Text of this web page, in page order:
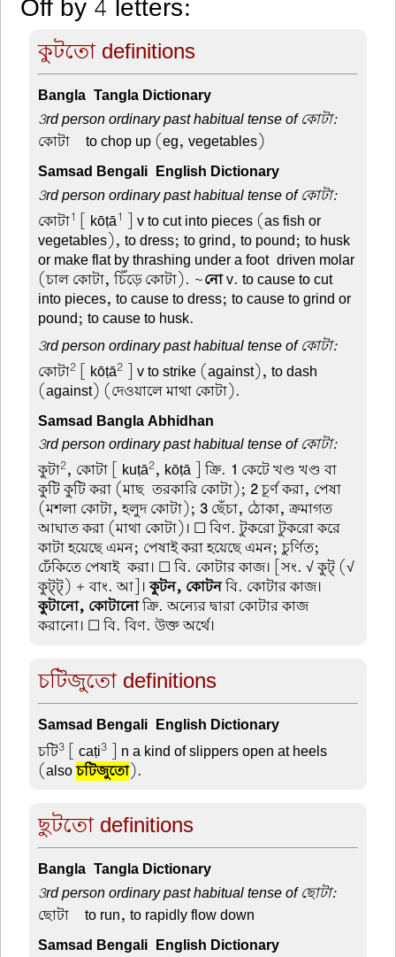
Off by 4 letters:
কুটতো definitions
Bangla-Tangla Dictionary
3rd person ordinary past habitual tense of কোটা:
কোটা –to chop up (eg, vegetables)
Samsad Bengali-English Dictionary
3rd person ordinary past habitual tense of কোটা:
কোটা1 [ kōṭā1
] v to cut into pieces (as fish or
vegetables), to dress; to grind, to pound; to husk
or make flat by thrashing under a foot-driven molar
(চাল কোটা, চিঁড়ে কোটা). ~নোv. to cause to cut
into pieces, to cause to dress; to cause to grind or
pound; to cause to husk.
3rd person ordinary past habitual tense of কোটা:
কোটা2 [ kōṭā2
] v to strike (against), to dash
(against) (দেওয়ালে মাথা কোটা).
Samsad Bangla Abhidhan
3rd person ordinary past habitual tense of কোটা:
কুটা2, কোটা [ kuṭā2, kōṭā ] ক্রি. 1 কেটে খণ্ড খণ্ড বা
কুটি কুটি করা (মাছ-তরকারি কোটা); 2চূর্ণ করা, পেষা
(মশলা কোটা, হলুদ কোটা); 3 ছেঁচা, ঠোকা, ক্রমাগত
আঘাত করা (মাথা কোটা)। ☐ বিণ. টুকরো টুকরো করে
কাটা হয়েছে এমন; পেষাই করা হয়েছে এমন; চুর্ণিত;
ঢেঁকিতে পেষাই-করা। ☐ বি. কোটার কাজ। [সং. √ কুট্ (√
কুট্ট্) + বাং. আ]।কুটন, কোটনবি. কোটার কাজ।
কুটানো, কোটানোক্রি. অন্যের দ্বারা কোটার কাজ
করানো। ☐ বি. বিণ. উক্ত অর্থে।
চটিজুতো definitions
Samsad Bengali-English Dictionary
চটি3 [ caṭi3
] n a kind of slippers open at heels
(alsoচটিজুতো).
ছুটতো definitions
Bangla-Tangla Dictionary
3rd person ordinary past habitual tense of ছোটা:
ছোটা –to run, to rapidly flow down
Samsad Bengali-English Dictionary